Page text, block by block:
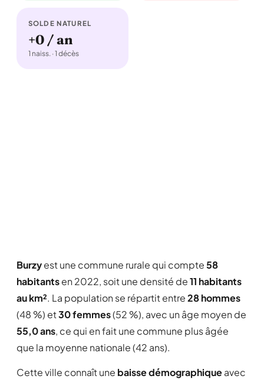
SOLDE NATUREL
+0 / an
1 naiss. · 1 décès
Burzyest une commune rurale qui compte58
habitantsen 2022, soit une densité de11 habitants
au km². La population se répartit entre28 hommes
(48 %) et30 femmes(52 %), avec un âge moyen de
55,0 ans, ce qui en fait une commune plus âgée
que la moyenne nationale (42 ans).
Cette ville connaît une baisse démographiqueavec